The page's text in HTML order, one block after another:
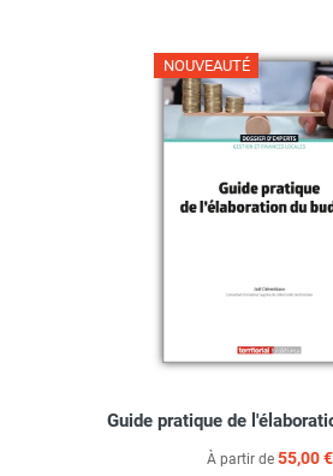
NOUVEAUTÉ
Guide pratique de
À partir de 55,00 €